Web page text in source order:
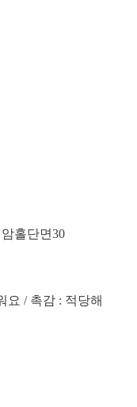
홀단면30
요 / 촉감 : 적당해